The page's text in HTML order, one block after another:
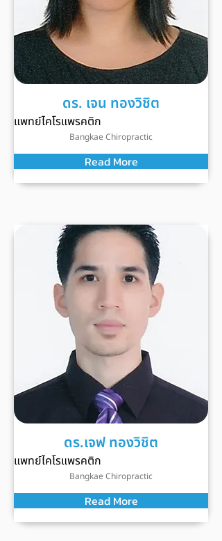
ดร. เจน ทองวิชิต
แพทย์ไคโรแพรคติก
Bangkae Chiropractic
Read More
ดร.เจฟ ทองวิชิต
แพทย์ไคโรแพรคติก
Bangkae Chiropractic
Read More